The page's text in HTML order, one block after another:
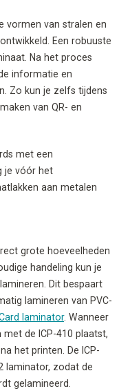
vormen van stralen en
Een robuuste
Na het proces
informatie en
Zo kun je zelfs tijdens
van QR- en
met een
je vóór het
aan metalen
grote hoeveelheden
handeling kun je
Dit bespaart
lamineren van PVC-
laminator. Wanneer
de ICP-410 plaatst,
het printen. De ICP-
laminator, zodat de
gelamineerd.